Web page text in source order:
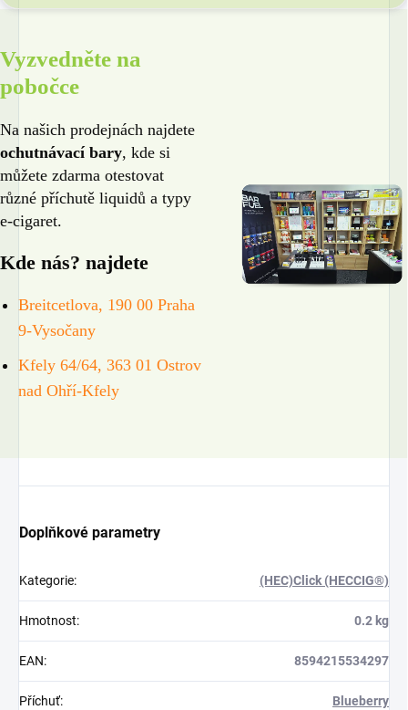
Vyzvedněte na
pobočce
Na našich prodejnách najdete
ochutnávací bary, kde si
můžete zdarma otestovat
různé příchutě liquidů a typy
e-cigaret.
Kde nás? najdete
Breitcetlova, 190 00 Praha
9-Vysočany
Kfely 64/64, 363 01 Ostrov
nad Ohří-Kfely
Doplňkové parametry
Kategorie: (HEC)Click (HECCIG®)
Hmotnost: 0.2 kg
EAN: 8594215534297
Příchuť: Blueberry